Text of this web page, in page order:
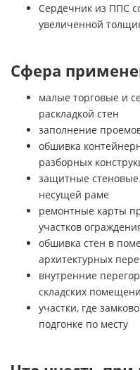
Сердечник из ППС
увеличенной
Сфера
малые торговые и
раскладкой стен
заполнение
обшивка
разборных
защитные стеновые
несущей раме
ремонтные карты
участков
обшивка стен в
архитектурных
внутренние
складских
участки, где
подгонке по месту